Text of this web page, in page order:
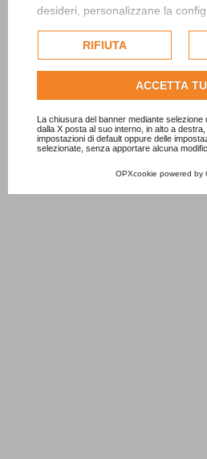
desideri, personalizzane la
esclusivamente previa
dell'utente.
Consulta l'informativa cookie
RIFIUTA
ACCETTA
La chiusura del banner mediante
dalla X posta al suo interno, in alto a
impostazioni di default oppure delle
selezionate, senza apportare alcuna
OPXcookie powered by